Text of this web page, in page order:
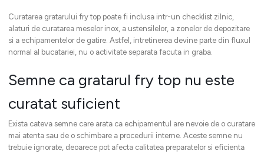
Curatarea gratarului fry top poate fi inclusa intr-un checklist zilnic,
alaturi de curatarea meselor inox, a ustensilelor, a zonelor de depozitare
si a echipamentelor de gatire. Astfel, intretinerea devine parte din fluxul
normal al bucatariei, nu o activitate separata facuta in graba.
Semne ca gratarul fry top nu este
curatat suficient
Exista cateva semne care arata ca echipamentul are nevoie de o curatare
mai atenta sau de o schimbare a procedurii interne. Aceste semne nu
trebuie ignorate, deoarece pot afecta calitatea preparatelor si eficienta